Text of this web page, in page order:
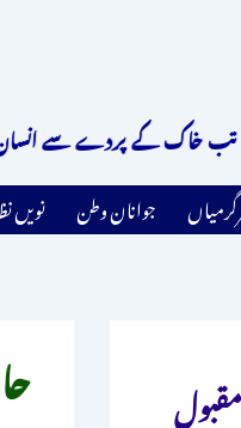
کے پردے سے انسان نکلتے
جوانان وطن نویں
مقبول